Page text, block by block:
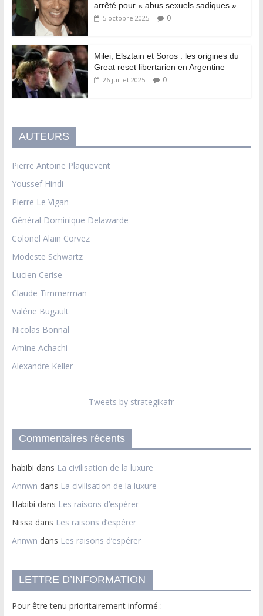
arrêté pour « abus sexuels sadiques »
5 octobre 2025 0
Milei, Elsztain et Soros : les origines du
Great reset libertarien en Argentine
26 juillet 2025 0
AUTEURS
Pierre Antoine Plaquevent
Youssef Hindi
Pierre Le Vigan
Général Dominique Delawarde
Colonel Alain Corvez
Modeste Schwartz
Lucien Cerise
Claude Timmerman
Valérie Bugault
Nicolas Bonnal
Amine Achachi
Alexandre Keller
Tweets by strategikafr
Commentaires récents
habibi dans La civilisation de la luxure
Annwn dans La civilisation de la luxure
Habibi dans Les raisons d’espérer
Nissa dans Les raisons d’espérer
Annwn dans Les raisons d’espérer
LETTRE D’INFORMATION
Pour être tenu prioritairement informé :